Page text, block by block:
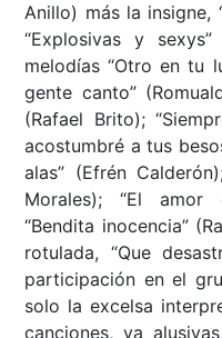
Anillo) más la insigne,
“Explosivas y
melodías “Otro en tu
gente canto”
(Rafael Brito);
acostumbré a tus
alas” (Efrén
Morales); “El amor
“Bendita inocencia”
rotulada, “Que
participación en el
solo la excelsa
canciones, ya